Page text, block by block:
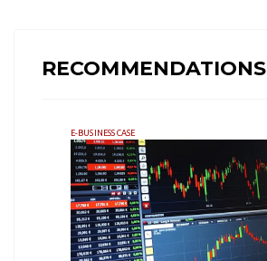
RECOMMENDATIONS
E-BUSINESS CASE